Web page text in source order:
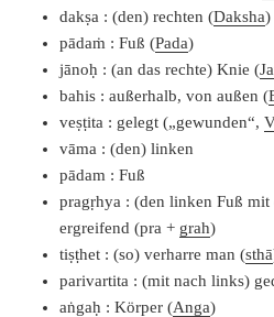
dakṣa : (den) rechten (Daksha)
pādaṁ : Fuß (Pada)
jānoḥ : (an das rechte) Knie (
bahis : außerhalb, von außen (
veṣṭita : gelegt („gewunden“,
vāma : (den) linken
pādam : Fuß
pragṛhya : (den linken Fuß mit
ergreifend (pra + grah)
tiṣṭhet : (so) verharre man (sthā
parivartita : (mit nach links)
aṅgaḥ : Körper (Anga)